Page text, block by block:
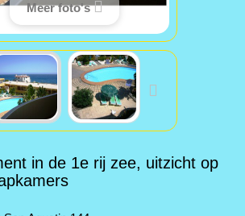
Meer foto's
in de 1e rij zee, uitzicht op